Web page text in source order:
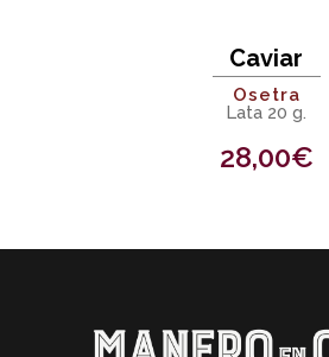
Caviar
Osetra
Lata 20 g.
28,00€